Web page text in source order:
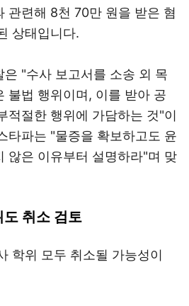
관련해 8천 70만 원을 받은 혐
상태입니다.
은 "수사 보고서를 소송 외 목
불법 행위이며, 이를 받아 공
적절한 행위에 가담하는 것"이
타파는 "물증을 확보하고도 윤
않은 이유부터 설명하라"며 맞
취소 검토
학위 모두 취소될 가능성이